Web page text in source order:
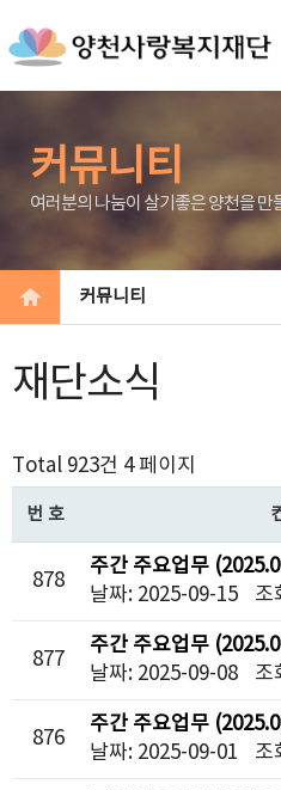
커뮤니티
여러분의 나눔이 살기좋은 양천을 만
커뮤니티
재단소식
Total 923건 4 페이지
번호
878
주간 주요업무
날짜: 2025-09-15
조
877
주간 주요업무
날짜: 2025-09-08
조
876
주간 주요업무
날짜: 2025-09-01
조